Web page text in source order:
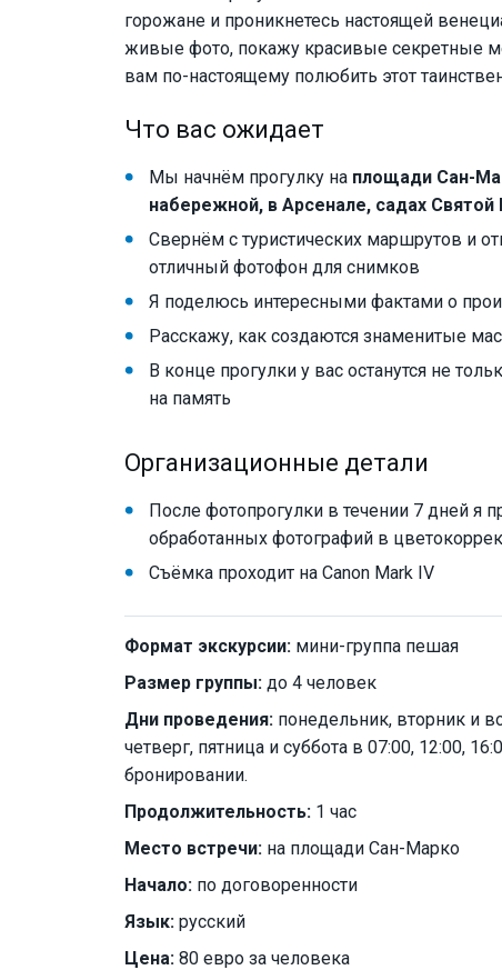
горожане и проникнетесь настоящей
живые фото, покажу красивые секретные
вам по-настоящему полюбить этот
Что вас ожидает
Мы начнём прогулку на площади Сан-
набережной, в Арсенале, садах Святой
Свернём с туристических маршрутов и
отличный фотофон для снимков
Я поделюсь интересными фактами о
Расскажу, как создаются знаменитые
В конце прогулки у вас останутся не
на память
Организационные детали
После фотопрогулки в течении 7 дней я
обработанных фотографий в
Съёмка проходит на Canon Mark IV
Формат экскурсии: мини-группа пешая
Размер группы: до 4 человек
Дни проведения: понедельник, вторник и
четверг, пятница и суббота в 07:00, 12:00,
бронировании.
Продолжительность: 1 час
Место встречи: на площади Сан-Марко
Начало: по договоренности
Язык: русский
Цена: 80 евро за человека